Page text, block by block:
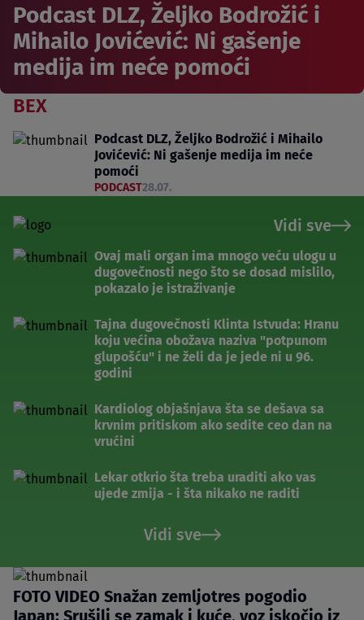
Podcast DLZ, Željko Bodrožić i
Mihailo Jovićević: Ni gašenje
medija im neće pomoći
BEX
Podcast DLZ, Željko Bodrožić i Mihailo
Jovićević: Ni gašenje medija im neće
pomoći
PODCAST28.07.
Vidi sve
Ovaj mali organ ima mnogo veću ulogu u
dugovečnosti nego što se dosad mislilo,
pokazalo je istraživanje
Tajna dugovečnosti Klinta Istvuda: Hranu
koju većina obožava naziva "potpunom
glupošću" i ne želi da je jede ni u 96.
godini
Kardiolog objašnjava šta se dešava sa
krvnim pritiskom ako sedite ceo dan na
vrućini
Lekar otkrio šta treba uraditi ako vas
ujede zmija - i šta nikako ne raditi
Vidi sve
FOTO VIDEO Snažan zemljotres pogodio
Japan: Srušili se zamak i kuće, voz iskočio iz